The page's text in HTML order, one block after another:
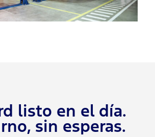
listo en el día.
sin esperas.